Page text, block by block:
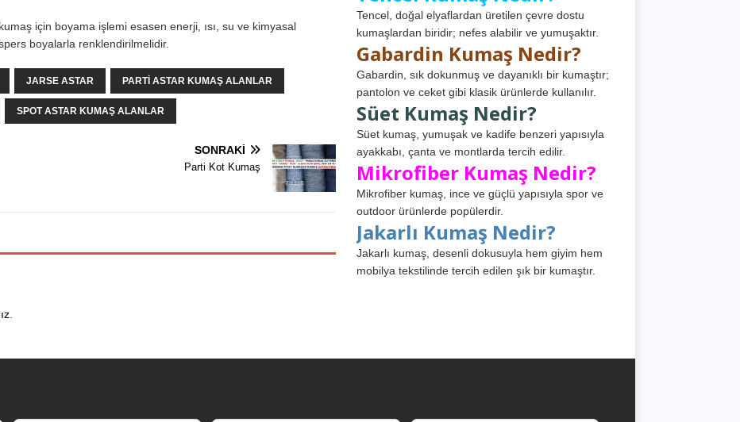
için boyama işlemi esasen enerji, ısı, su ve kimyasal
boyalarla renklendirilmelidir.
JARSE ASTAR PARTI ASTAR KUMAŞ ALANLAR
SPOT ASTAR KUMAŞ ALANLAR
SONRAKI
Parti Kot Kumaş
.
Tencel, doğal elyaflardan üretilen çevre dostu
kumaşlardan biridir; nefes alabilir ve yumuşaktır.
Gabardin Kumaş Nedir?
Gabardin, sık dokunmuş ve dayanıklı bir kumaştır;
pantolon ve ceket gibi klasik ürünlerde kullanılır.
Süet Kumaş Nedir?
Süet kumaş, yumuşak ve kadife benzeri yapısıyla
ayakkabı, çanta ve montlarda tercih edilir.
Mikrofiber Kumaş Nedir?
Mikrofiber kumaş, ince ve güçlü yapısıyla spor ve
outdoor ürünlerde popülerdir.
Jakarlı Kumaş Nedir?
Jakarlı kumaş, desenli dokusuyla hem giyim hem
mobilya tekstilinde tercih edilen şık bir kumaştır.